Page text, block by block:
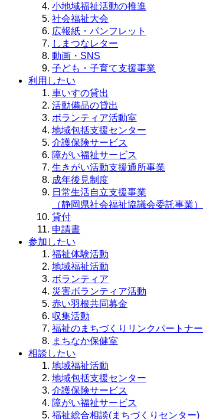
小地域福祉活動の推進
社会福祉大会
広報紙・パンフレット
しまつなレター
動画・SNS
子ども・子育て支援事業
利用したい
車いすの貸出
活動備品の貸出
ボランティア活動室
地域包括支援センター
介護保険サービス
障がい福祉サービス
生きがい活動支援通所事業
成年後見制度
日常生活自立支援事業
（静岡県社会福祉協議会委託事業）
貸付
申請書
参加したい
福祉体験活動
地域福祉活動
ボランティア
災害ボランティア活動
赤い羽根共同募金
収集活動
福祉のまちづくりリンクパートナー
まちなか保健室
相談したい
地域福祉活動
地域包括支援センター
介護保険サービス
障がい福祉サービス
福祉総合相談(まちづくりセンター)